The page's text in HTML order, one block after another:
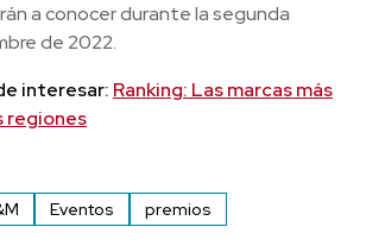
a conocer durante la segunda
de 2022.
interesar: Ranking: Las marcas más
regiones
Eventos premios